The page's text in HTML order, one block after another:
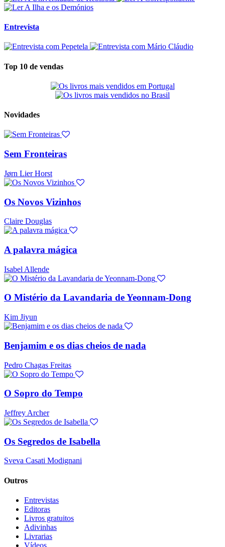
Entrevista
Top 10 de vendas
Novidades
Sem Fronteiras
Jørn Lier Horst
Os Novos Vizinhos
Claire Douglas
A palavra mágica
Isabel Allende
O Mistério da Lavandaria de Yeonnam-Dong
Kim Jiyun
Benjamim e os dias cheios de nada
Pedro Chagas Freitas
O Sopro do Tempo
Jeffrey Archer
Os Segredos de Isabella
Sveva Casati Modignani
Outros
Entrevistas
Editoras
Livros gratuitos
Adivinhas
Livrarias
Vídeos